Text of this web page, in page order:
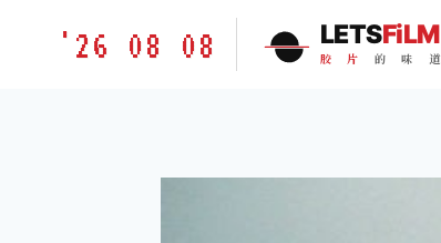
胶'26 08 08 LETSFiLM
胶 片 的 味 道